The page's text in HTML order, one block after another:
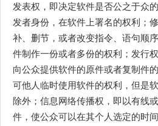
发表权，即决定软件是否公之于众
发者身份，在软件上署名的权利；
补、删节，或者改变指令、语句顺
件制作一份或者多份的权利；发行
向公众提供软件的原件或者复制件
可他人临时使用软件的权利，但是
除外；信息网络传播权，即以有线
件，使公众可以在其个人选定的时